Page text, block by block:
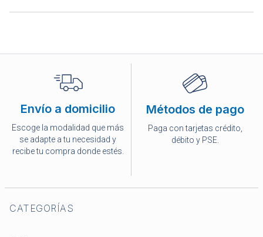
Envío a domicilio
Escoge la modalidad que más
se adapte a tu necesidad y
recibe tu compra donde estés.
Métodos de pago
Paga con tarjetas crédito,
débito y PSE.
CATEGORÍAS